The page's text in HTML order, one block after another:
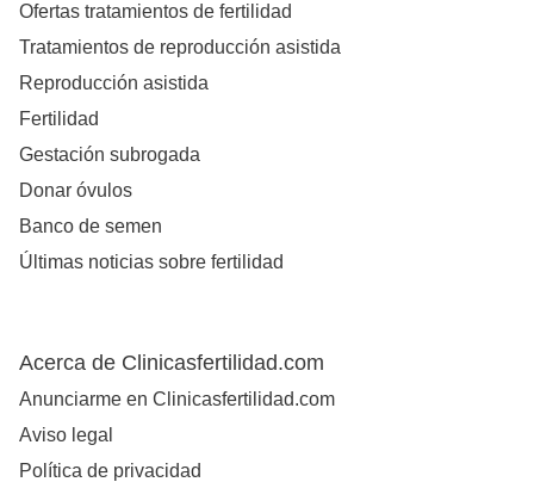
Ofertas tratamientos de fertilidad
Tratamientos de reproducción asistida
Reproducción asistida
Fertilidad
Gestación subrogada
Donar óvulos
Banco de semen
Últimas noticias sobre fertilidad
Acerca de Clinicasfertilidad.com
Anunciarme en Clinicasfertilidad.com
Aviso legal
Política de privacidad